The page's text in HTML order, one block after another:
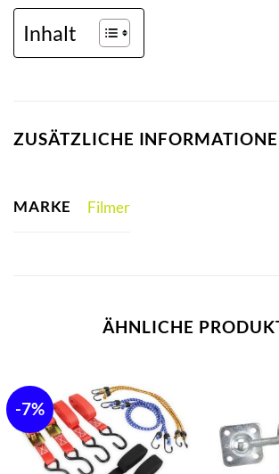
Inhalt
ZUSÄTZLICHE
MARKE Filmer
ÄHNLICHE
-7%